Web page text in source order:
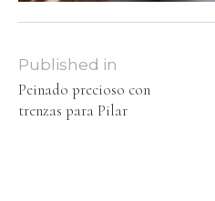
Published in
Peinado precioso con
trenzas para Pilar